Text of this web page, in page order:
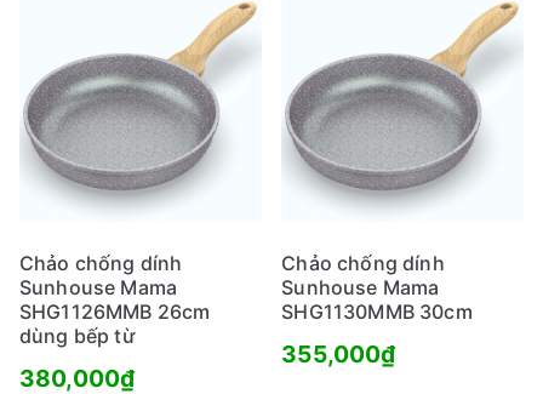
Chảo chống dính
Sunhouse Mama
SHG1126MMB 26cm
dùng bếp từ
380,000₫
Chảo chống dính
Sunhouse Mama
SHG1130MMB 30cm
355,000₫